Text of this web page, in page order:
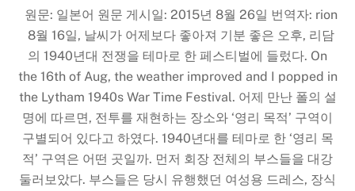
원문: 일본어 원문 게시일: 2015년 8월 26일 번역자: rion
8월 16일, 날씨가 어제보다 좋아져 기분 좋은 오후, 리담
의 1940년대 전쟁을 테마로 한 페스티벌에 들렀다. On
the 16th of Aug, the weather improved and I popped in
the Lytham 1940s War Time Festival. 어제 만난 폴의 설
명에 따르면, 전투를 재현하는 장소와 ‘영리 목적’ 구역이
구별되어 있다고 하였다. 1940년대를 테마로 한 ‘영리 목
적’ 구역은 어떤 곳일까. 먼저 회장 전체의 부스들을 대강
둘러보았다. 부스들은 당시 유행했던 여성용 드레스, 장식